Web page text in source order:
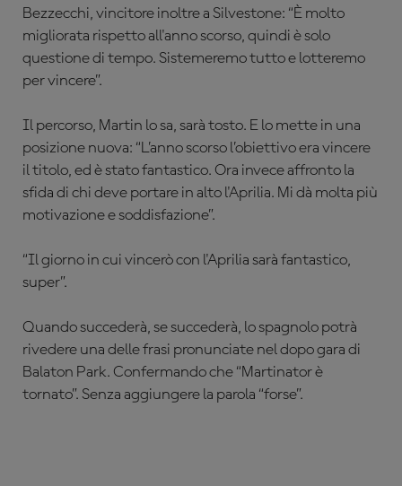
Bezzecchi, vincitore inoltre a Silvestone: “È molto
migliorata rispetto all'anno scorso, quindi è solo
questione di tempo. Sistemeremo tutto e lotteremo
per vincere”.
Il percorso, Martin lo sa, sarà tosto. E lo mette in una
posizione nuova: “L’anno scorso l’obiettivo era vincere
il titolo, ed è stato fantastico. Ora invece affronto la
sfida di chi deve portare in alto l'Aprilia. Mi dà molta più
motivazione e soddisfazione”.
“Il giorno in cui vincerò con l'Aprilia sarà fantastico,
super”.
Quando succederà, se succederà, lo spagnolo potrà
rivedere una dellefrasi pronunciate nel dopo gara di
Balaton Park. Confermando che “Martinator è
tornato”. Senza aggiungere la parola “forse”.